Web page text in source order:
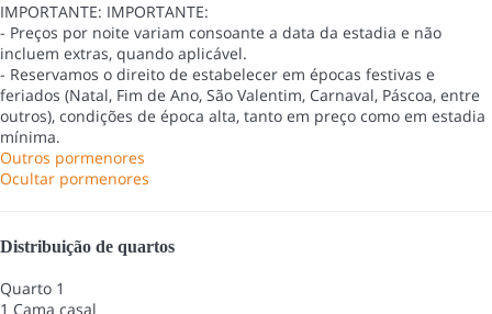
IMPORTANTE: IMPORTANTE:
- Preços por noite variam consoante a data da estadia e não
incluem extras, quando aplicável.
- Reservamos o direito de estabelecer em épocas festivas e
feriados (Natal, Fim de Ano, São Valentim, Carnaval, Páscoa, entre
outros), condições de época alta, tanto em preço como em estadia
mínima.
Outros pormenores
Ocultar pormenores
Distribuição de quartos
Quarto 1
1 Cama casal